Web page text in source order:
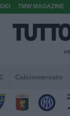
TMW MAGAZINE
Calciomercato